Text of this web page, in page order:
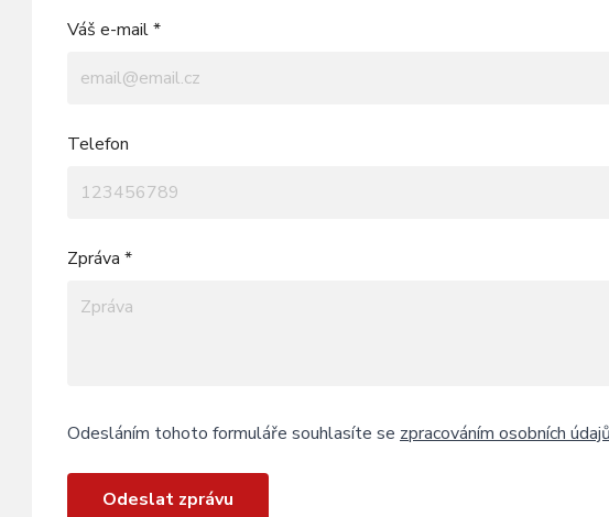
Váš e-mail *
Telefon
Zpráva *
Odesláním tohoto formuláře souhlasíte se zpracováním osobních
Odeslat zprávu